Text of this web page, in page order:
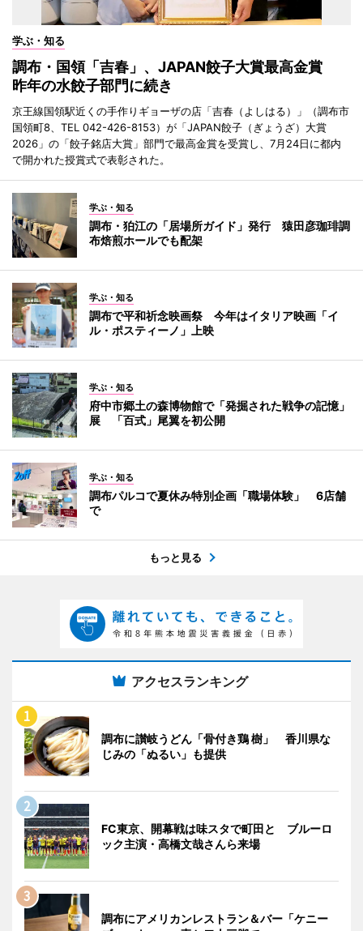
学ぶ・知る
調布・国領「吉春」、JAPAN餃子大賞最高金賞
昨年の水餃子部門に続き
京王線国領駅近くの手作りギョーザの店「吉春（よしはる）」（調布市
国領町8、TEL 042-426-8153）が「JAPAN餃子（ぎょうざ）大賞
2026」の「餃子銘店大賞」部門で最高金賞を受賞し、7月24日に都内
で開かれた授賞式で表彰された。
学ぶ・知る
調布・狛江の「居場所ガイド」発行 猿田彦珈琲調
布焙煎ホールでも配架
学ぶ・知る
調布で平和祈念映画祭 今年はイタリア映画「イ
ル・ポスティーノ」上映
学ぶ・知る
府中市郷土の森博物館で「発掘された戦争の記憶」
展 「百式」尾翼を初公開
学ぶ・知る
調布パルコで夏休み特別企画「職場体験」 6店舗
で
もっと見る
アクセスランキング
調布に讃岐うどん「骨付き鶏 樹」 香川県な
じみの「ぬるい」も提供
FC東京、開幕戦は味スタで町田と ブルーロ
ック主演・高橋文哉さんら来場
調布にアメリカンレストラン＆バー「ケニー